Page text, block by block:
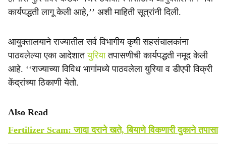
कार्यपद्धती लागू केली आहे,’’ अशी माहिती सूत्रांनी दिली.
आयुक्तालयाने राज्यातील सर्व विभागीय कृषी सहसंचालकांना
पाठवलेल्या एका आदेशातयुरियातपासणीची कार्यपद्धती नमूद केली
आहे. ‘‘राज्याच्या विविध भागांमध्ये पाठवलेला युरिया व डीएपी विक्री
केंद्रांच्या ठिकाणी येतो.
Also Read
Fertilizer Scam: जादा दराने खते, बियाणे विकणारी दुकाने तपासा